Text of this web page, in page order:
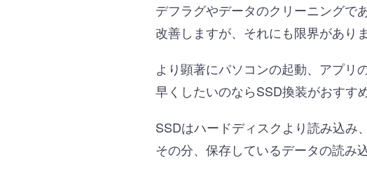
デフラグやデータのクリーニングで
改善しますが、それにも限界がありま
より顕著にパソコンの起動、アプリ
早くしたいのならSSD換装がおすすめ
SSDはハードディスクより読み込み
その分、保存しているデータの読み